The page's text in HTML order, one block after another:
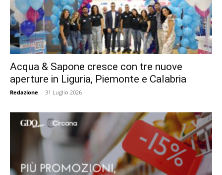
Acqua & Sapone cresce con tre nuove
aperture in Liguria, Piemonte e Calabria
Redazione - 31 Luglio 2026